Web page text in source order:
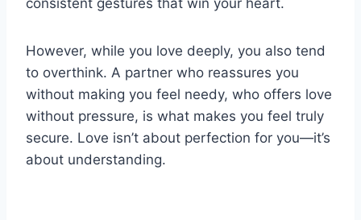
consistent gestures that win your heart.
However, while you love deeply, you also tend
to overthink. A partner who reassures you
without making you feel needy, who offers love
without pressure, is what makes you feel truly
secure. Love isn’t about perfection for you—it’s
about understanding.